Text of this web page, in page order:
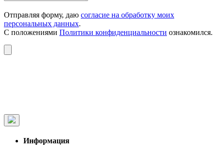
Отправляя форму, даю согласие на обработку моих
персональных данных.
С положениями Политики конфиденциальности ознакомился.
Информация